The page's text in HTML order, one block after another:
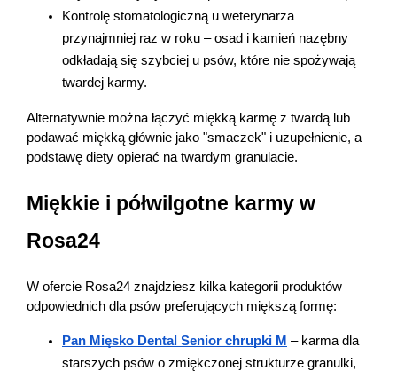
Kontrolę stomatologiczną u weterynarza
przynajmniej raz w roku – osad i kamień nazębny
odkładają się szybciej u psów, które nie spożywają
twardej karmy.
Alternatywnie można łączyć miękką karmę z twardą lub
podawać miękką głównie jako "smaczek" i uzupełnienie, a
podstawę diety opierać na twardym granulacie.
Miękkie i półwilgotne karmy w
Rosa24
W ofercie Rosa24 znajdziesz kilka kategorii produktów
odpowiednich dla psów preferujących miększą formę:
Pan Mięsko Dental Senior chrupki M – karma dla
starszych psów o zmiękczonej strukturze granulki,